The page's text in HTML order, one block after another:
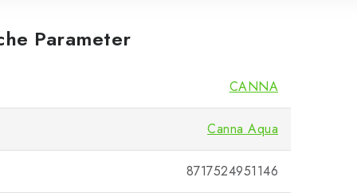
Parameter
CANNA
Canna Aqua
8717524951146